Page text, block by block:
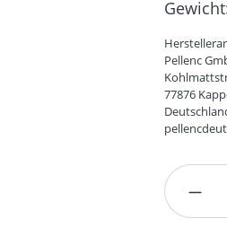
Pellenc
77876